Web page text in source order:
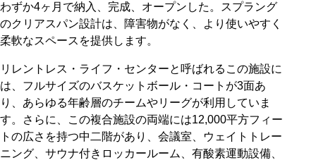
わずか4ヶ月で納入、完成、オープンした。スプラング
のクリアスパン設計は、障害物がなく、より使いやすく
柔軟なスペースを提供します。
リレントレス・ライフ・センターと呼ばれるこの施設に
は、フルサイズのバスケットボール・コートが3面あ
り、あらゆる年齢層のチームやリーグが利用していま
す。さらに、この複合施設の両端には12,000平方フィー
トの広さを持つ中二階があり、会議室、ウェイトトレー
ニング、サウナ付きロッカールーム、有酸素運動設備、